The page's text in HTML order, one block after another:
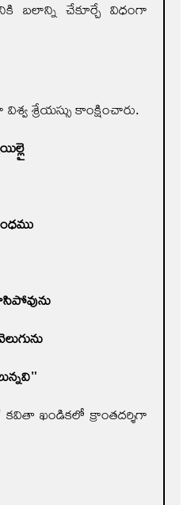
బలాన్ని చేకూర్చే విధంగా
శ్రేయస్సు కాంక్షించారు.
ఖండికలో క్రాంతదర్శిగా